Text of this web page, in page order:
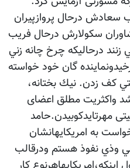
سعادش درحال پروازپيران
سكولارش درحال فريب
درحاليكه چرخ چانه زني
گان خود خواسته
كف زدن. نيك بختانه،
واكثريت مطلق اعضای
مهرتايدكوبيدن.حامد
به امريكايهانشان
وذي نفوذ هستم ودرقالب